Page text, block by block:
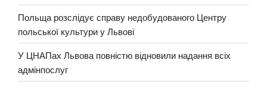
Польща розслідує справу недобудованого Центру
польської культури у Львові
У ЦНАПах Львова повністю відновили надання всіх
адмінпослуг